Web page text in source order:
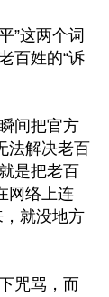
”这两个词
百姓的“诉
间把官方
法解决老百
是把老百
网络上连
，就没地方
咒骂，而